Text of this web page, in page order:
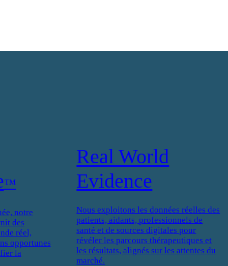
™
notre
des
réel,
opportunes
la
Real World
Evidence
Nous exploitons les données réelles des
patients, aidants, professionnels de
santé et de sources digitales pour
révéler les parcours thérapeutiques et
les résultats, alignés sur les attentes du
marché.